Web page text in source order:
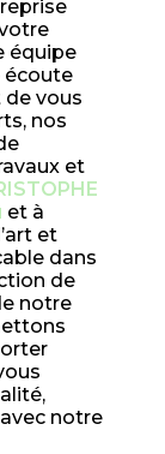
équipe
écoute
vous
nos
et
et à
et
dans
de
notre
notre